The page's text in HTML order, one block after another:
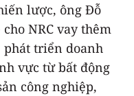
lược, ông Đỗ
NRC vay thêm
phát triển doanh
vực từ bất động
công nghiệp,